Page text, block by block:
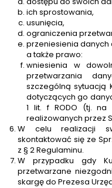
ich sprostowania,
usunięcia,
ograniczenia
przeniesienia
a także prawo:
wniesienia w
przetwarzania
szczególną sytuacją
dotyczących go
1 lit. f RODO (tj. na
realizowanych przez
W celu realizacji
skontaktować się ze
z § 2 Regulaminu.
W przypadku gdy
przetwarzane
skargę do Prezesa